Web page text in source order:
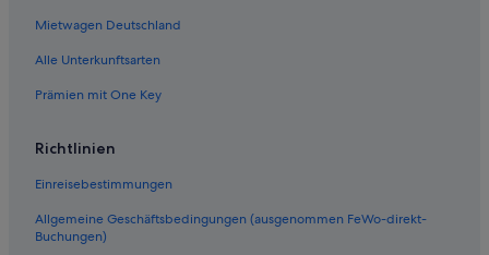
Hotels mit Klimaanlage in Chessy
Hotels nahe Disney Village
Elegancia Hotels in Chessy
Mietwagen Deutschland
Alle Unterkunftsarten
Prämien mit One Key
Richtlinien
Einreisebestimmungen
Allgemeine Geschäftsbedingungen (ausgenommen FeWo-direkt-
Buchungen)